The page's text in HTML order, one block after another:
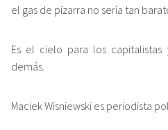
el gas de pizarra no sería tan
Es el cielo para los
demás.
Maciek Wisniewski es periodista